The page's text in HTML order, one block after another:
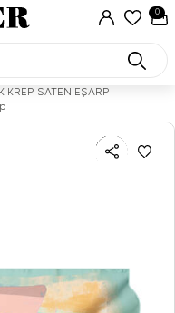
0
KREP SATEN EŞARP